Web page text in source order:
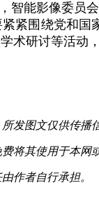
智能影像委员
紧围绕党和
术研讨等活动
发图文仅供传播
将其使用于本网
作者自行承担。